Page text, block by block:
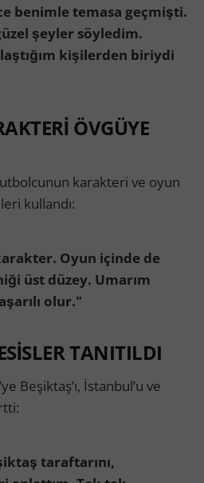
benimle temasa geçmişti.
şeyler söyledim.
kişilerden biriydi
ÖVGÜYE
karakteri ve oyun
kullandı:
Oyun içinde de
üst düzey. Umarım
olur."
TANITILDI
Beşiktaş’ı, İstanbul’u ve
taraftarını,